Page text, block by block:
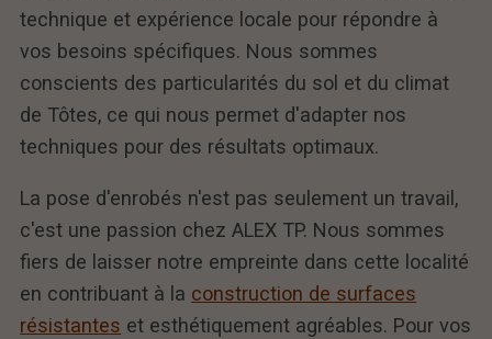
technique et expérience locale pour répondre à
vos besoins spécifiques. Nous sommes
conscients des particularités du sol et du climat
de Tôtes, ce qui nous permet d'adapter nos
techniques pour des résultats optimaux.
La pose d'enrobés n'est pas seulement un travail,
c'est une passion chez ALEX TP. Nous sommes
fiers de laisser notre empreinte dans cette localité
en contribuant à la construction de surfaces
résistantes et esthétiquement agréables. Pour vos